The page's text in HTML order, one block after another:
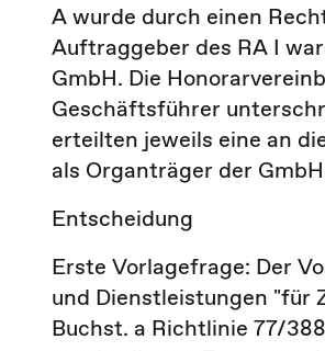
A wurde durch einen
Auftraggeber des RA I
GmbH. Die
Geschäftsführer
erteilten jeweils eine an
als Organträger der
Entscheidung
Erste Vorlagefrage: Der
und Dienstleistungen "für
Buchst. a Richtlinie 77/